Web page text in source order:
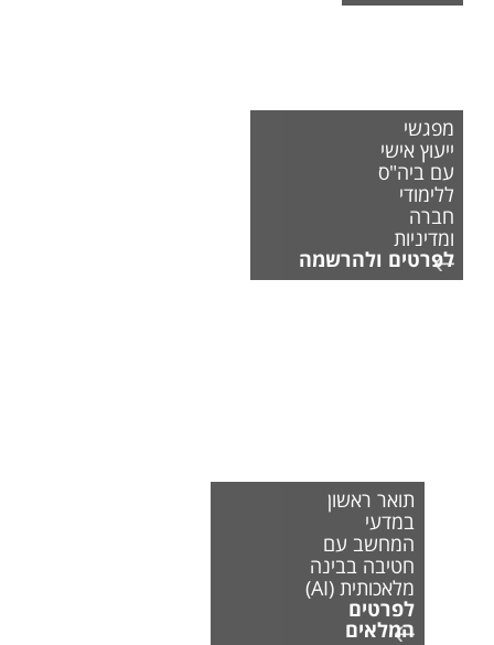
מפגשי
ייעוץ אישי
עם ביה"ס
ללימודי
חברה
ומדיניות
לפרטים ולהרשמה
תואר ראשון
במדעי
המחשב עם
חטיבה בבינה
מלאכותית (AI)
לפרטים
המלאים